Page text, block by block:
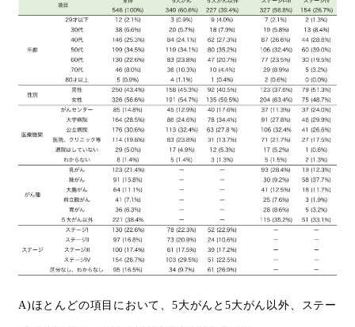
A)ほとんどの項目において、5大がんと5大がん以外、ステー